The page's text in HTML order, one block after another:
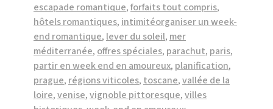
escapade romantique,forfaits tout compris,
hôtels romantiques, intimitéorganiser un week-
end romantique, lever du soleil, mer
méditerranée, offres spéciales, parachut, paris,
partir en week end en amoureux, planification,
prague, régions viticoles, toscane,vallée de la
loire,venise,vignoble pittoresque,villes